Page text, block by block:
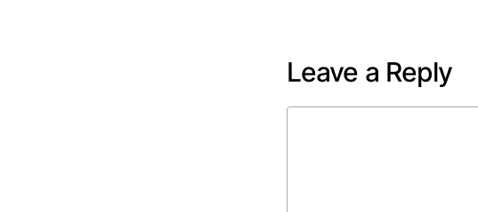
Leave a Reply